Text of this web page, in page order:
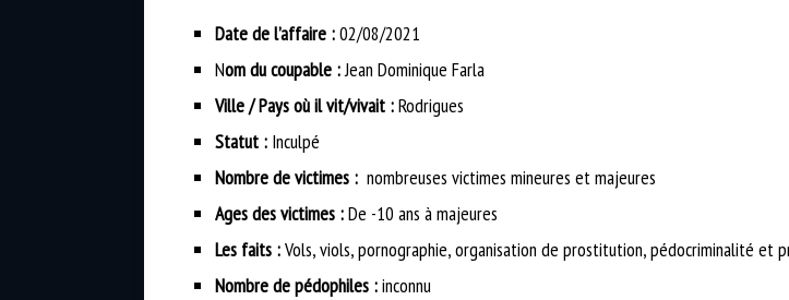
Date de l’affaire :02/08/2021
Nom du coupable :Jean Dominique Farla
Ville / Pays où il vit/vivait :Rodrigues
Statut : Inculpé
Nombre de victimes : nombreuses victimes mineures et majeures
Ages des victimes :De -10 ans à majeures
Les faits :Vols, viols, pornographie, organisation de prostitution, pédocriminalité
Nombre de pédophiles :inconnu